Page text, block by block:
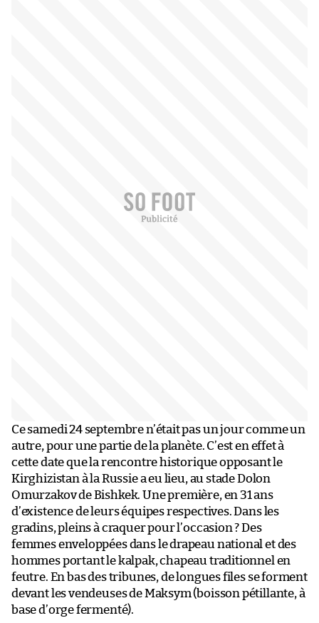
Ce samedi 24 septembre n’était pas un jour comme un
autre, pour une partie de la planète. C’est en effet à
cette date que la rencontre historique opposant le
Kirghizistan à la Russie a eu lieu, au stade Dolon
Omurzakov de Bishkek. Une première, en 31 ans
d’existence de leurs équipes respectives. Dans les
gradins, pleins à craquer pour l’occasion ? Des
femmes enveloppées dans le drapeau national et des
hommes portant le kalpak, chapeau traditionnel en
feutre. En bas des tribunes, de longues files se forment
devant les vendeuses de Maksym (boisson pétillante, à
base d’orge fermenté).